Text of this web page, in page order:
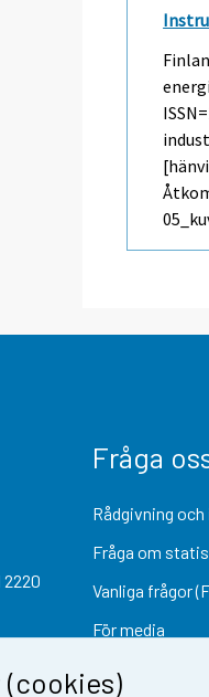
2220
Fråga
Rådgivning
Fråga om
Vanliga frågor
För media